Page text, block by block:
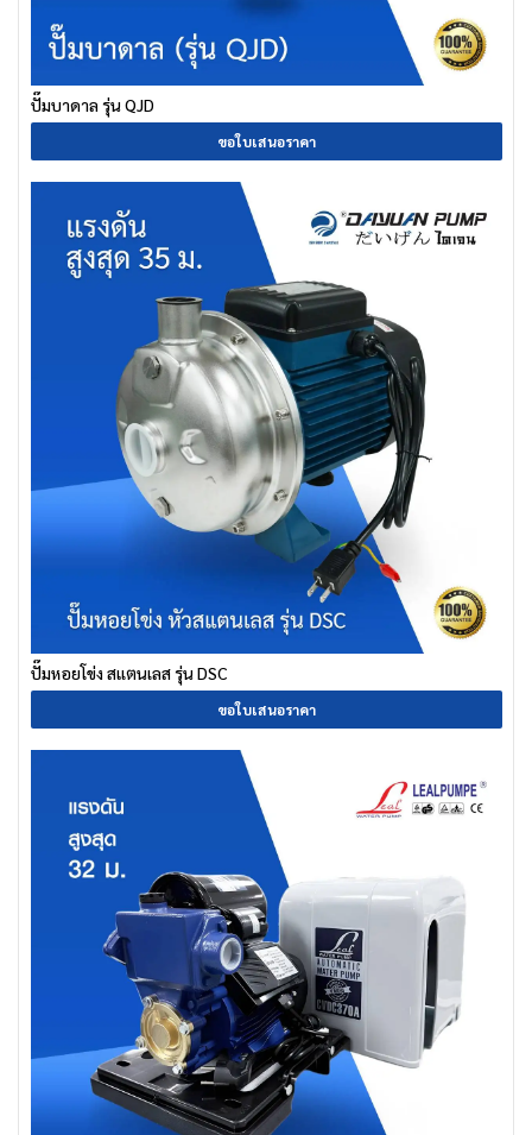
ปั๊มบาดาล รุ่น QJD
ขอใบเสนอราคา
ปั๊มหอยโข่ง สแตนเลส รุ่น DSC
ขอใบเสนอราคา